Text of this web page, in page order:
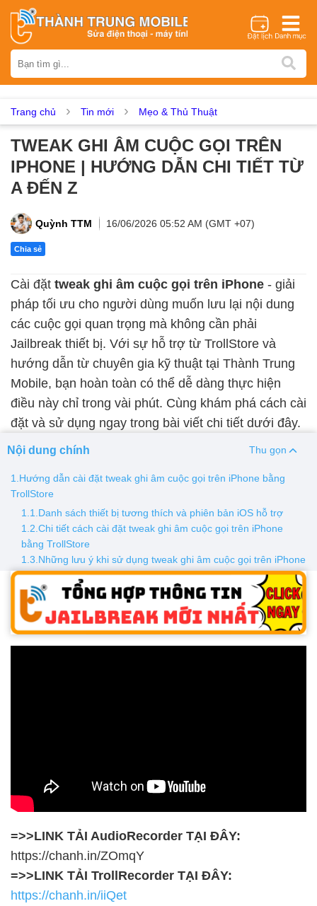
iPhone Samsung Oppo Xiaomi Realme Vivo
Asus Sony Vertu LG Tecno
Dịch vụ sửa chữa
Thay màn hình
Thay mic Thay rung Thay main Unlock - Mở Khoá
Màn hình Google Pixel
Thay pin
Pin iPhone Pin Samsumg Pin Oppo Pin Xiaomi
Pin Realme
Trang chủ Tin mới Mẹo & Thủ Thuật
TWEAK GHI ÂM CUỘC GỌI TRÊN
IPHONE | HƯỚNG DẪN CHI TIẾT TỪ
A ĐẾN Z
Quỳnh TTM 16/06/2026 05:52 AM (GMT +07)
Chia sẻ
Cài đặt tweak ghi âm cuộc gọi trên iPhone - giải
pháp tối ưu cho người dùng muốn lưu lại nội dung
các cuộc gọi quan trọng mà không cần phải
Jailbreak thiết bị. Với sự hỗ trợ từ TrollStore và
hướng dẫn từ chuyên gia kỹ thuật tại Thành Trung
Mobile, bạn hoàn toàn có thể dễ dàng thực hiện
điều này chỉ trong vài phút. Cùng khám phá cách cài
đặt và sử dụng ngay trong bài viết chi tiết dưới đây.
Nội dung chính Thu gọn
1.Hướng dẫn cài đặt tweak ghi âm cuộc gọi trên iPhone bằng
TrollStore
1.1.Danh sách thiết bị tương thích và phiên bản iOS hỗ trợ
1.2.Chi tiết cách cài đặt tweak ghi âm cuộc gọi trên iPhone
bằng TrollStore
1.3.Những lưu ý khi sử dụng tweak ghi âm cuộc gọi trên iPhone
=>>LINK TẢI AudioRecorder TẠI ĐÂY:
https://chanh.in/ZOmqY
=>>LINK TẢI TrollRecorder TẠI ĐÂY:
https://chanh.in/iiQet